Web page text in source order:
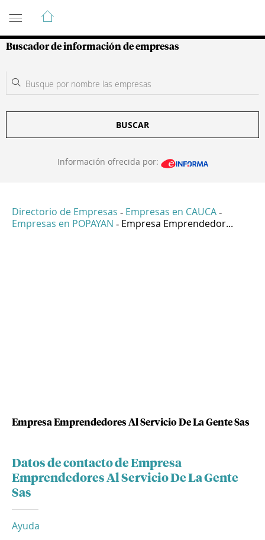
Guía de Empresas Colombianas
Buscador de información de empresas
BUSCAR
Información ofrecida por:
Directorio de Empresas - Empresas en CAUCA -
Empresas en POPAYAN - Empresa Emprendedor...
Empresa Emprendedores Al Servicio De La Gente Sas
Datos de contacto de Empresa
Emprendedores Al Servicio De La Gente
Sas
Ayuda